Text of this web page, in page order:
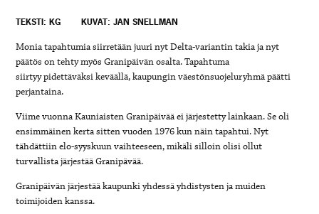
TEKSTI: KG KUVAT: JAN SNELLMAN
Monia tapahtumia siirretään juuri nyt Delta-variantin takia ja nyt
päätös on tehty myös Granipäivän osalta. Tapahtuma
siirtyy pidettäväksi keväällä, kaupungin väestönsuojeluryhmä päätti
perjantaina.
Viime vuonna Kauniaisten Granipäivää ei järjestetty lainkaan. Se oli
ensimmäinen kerta sitten vuoden 1976 kun näin tapahtui. Nyt
tähdättiin elo-syyskuun vaihteeseen, mikäli silloin olisi ollut
turvallista järjestää Granipävää.
Granipäivän järjestää kaupunki yhdessä yhdistysten ja muiden
toimijoiden kanssa.